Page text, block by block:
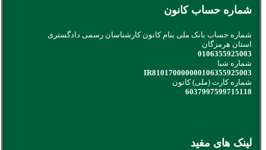
شماره حساب کانون
شماره حساب بانک ملی بنام کانون کارشناسان رسمی دادگستری
استان هرمزگان
0106355925003
شماره شبا
IR810170000000106355925003
شماره کارت (ملی) کانون
6037997599715118
لینک های مفید